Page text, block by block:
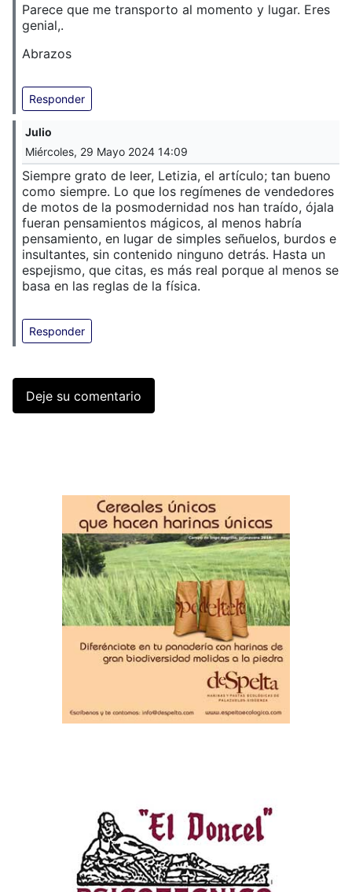
Parece que me transporto al momento y lugar. Eres
genial,.
Abrazos
Responder
Julio
Miércoles, 29 Mayo 2024 14:09
Siempre grato de leer, Letizia, el artículo; tan bueno
como siempre. Lo que los regímenes de vendedores
de motos de la posmodernidad nos han traído, ójala
fueran pensamientos mágicos, al menos habría
pensamiento, en lugar de simples señuelos, burdos e
insultantes, sin contenido ninguno detrás. Hasta un
espejismo, que citas, es más real porque al menos se
basa en las reglas de la física.
Responder
Deje su comentario